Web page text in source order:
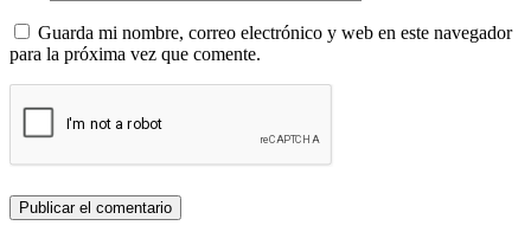
Guarda mi nombre, correo electrónico y web en este navegador
para la próxima vez que comente.